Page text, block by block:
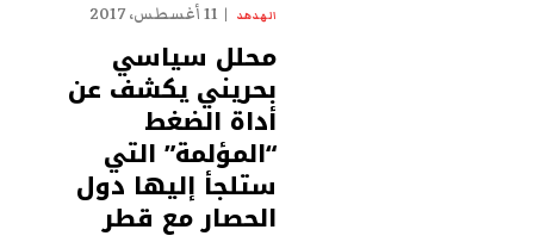
الهدهد 11 أغسطس، 2017
محلل سياسي
بحريني يكشف عن
أداة الضغط
“المؤلمة” التي
ستلجأ إليها دول
الحصار مع قطر